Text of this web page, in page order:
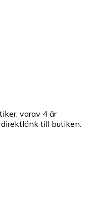
varav 4 är
till butiken.